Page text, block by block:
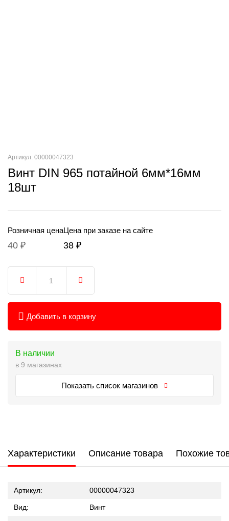
Артикул: 00000047323
Винт DIN 965 потайной 6мм*16мм
18шт
Розничная цена
40 ₽
Цена при заказе на сайте
38 ₽
Добавить в корзину
В наличии
в 9 магазинах
Показать список магазинов
Характеристики Описание товара Похожие
Артикул: 00000047323
Вид: Винт